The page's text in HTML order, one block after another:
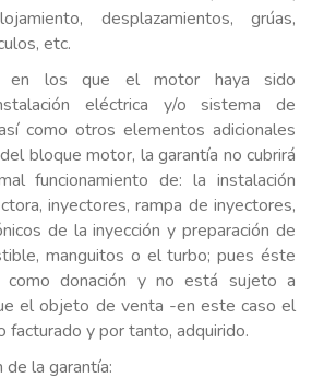
desplazamientos, grúas,
etc.
en los que el motor haya sido
eléctrica y/o sistema de
como otros elementos adicionales
bloque motor, la garantía no cubrirá
funcionamiento de: la instalación
inyectores, rampa de inyectores,
de la inyección y preparación de
manguitos o el turbo; pues éste
como donación y no está sujeto a
el objeto de venta -en este caso el
y por tanto, adquirido.
de la garantía: